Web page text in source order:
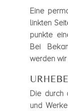
Eine
link­ten
punkte
Bei
wer­den
Die durch
und